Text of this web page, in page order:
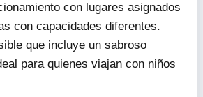
con lugares asignados
con capacidades diferentes.
que incluye un sabroso
para quienes viajan con niños